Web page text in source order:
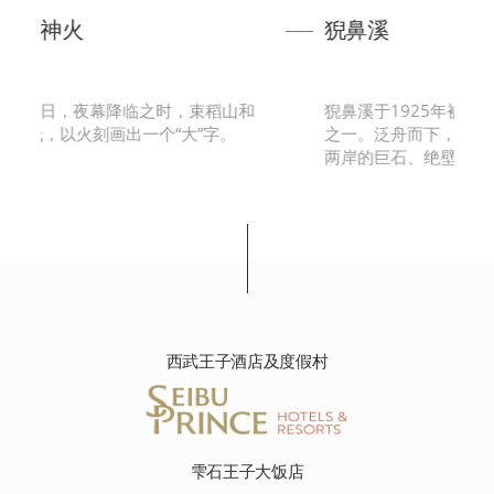
束稻山和
大”字。
猊鼻溪于1925年被指定为名胜，入选日本百景
之一。泛舟而下，饱览北上川的支流、砂铁川
两岸的巨石、绝壁连绵 …
西武王子酒店及度假村
雫石王子大饭店